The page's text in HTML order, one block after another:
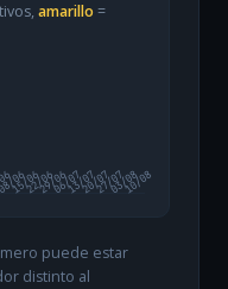
amarillo =
06
15/0622/0629/0606/0713/0720/0727/0703/08
10/08
puede estar
distinto al